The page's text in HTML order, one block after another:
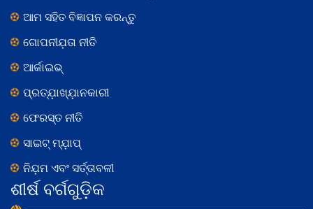
ଆମ ସହିତ ବିଜ୍ଞାପନ କରନ୍ତୁ
ଗୋପନୀଯ଼ତା ନୀତି
ଆର୍କାଇଭ୍
ପ୍ରତ୍ଯ଼ାଖ୍ଯ଼ାନକାରୀ
ଫେରସ୍ତ ନୀତି
ସାଇଟ୍ ମ୍ଯ଼ାପ୍
ନିଯ଼ମ ଏବଂ ସର୍ତ୍ତାବଳୀ
ଶୀର୍ଷ ବର୍ଗଗୁଡ଼ିକ